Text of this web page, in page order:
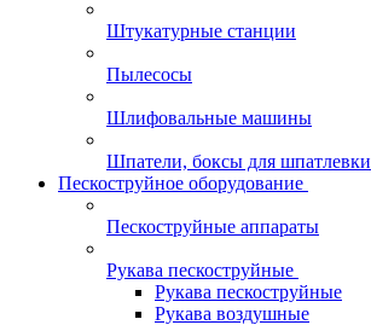
Штукатурные станции
Пылесосы
Шлифовальные машины
Шпатели, боксы для шпатлевки
Пескоструйное оборудование
Пескоструйные аппараты
Рукава пескоструйные
Рукава пескоструйные
Рукава воздушные